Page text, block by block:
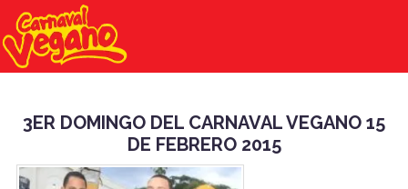
3ER DOMINGO DEL CARNAVAL VEGANO 15
DE FEBRERO 2015